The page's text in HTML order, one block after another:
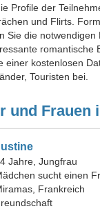
Profile der
und Flirts.
Sie die
romantische
einer kostenlosen
Touristen bei.
und Frauen
Jahre, Jungfrau
sucht einen
Frankreich